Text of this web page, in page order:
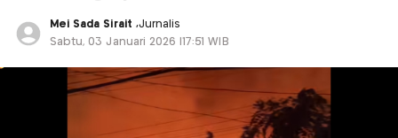
Mei Sada Sirait ,Jurnalis
Sabtu, 03 Januari 2026 |17:51 WIB